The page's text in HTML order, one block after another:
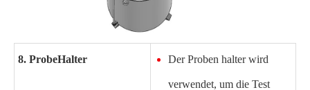
8. ProbeHalter Der Proben halter wird
verwendet, um die Test